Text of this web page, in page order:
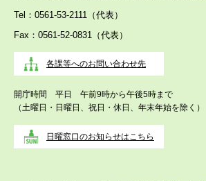
Tel：0561-53-2111（代表）
Fax：0561-52-0831（代表）
各課等へのお問い合わせ先
開庁時間 平日 午前9時から午後5時まで
（土曜日・日曜日、祝日・休日、年末年始を除く）
日曜窓口のお知らせはこちら